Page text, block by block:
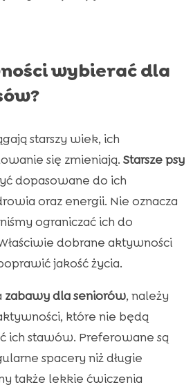
wybierać dla
starszy wiek, ich
się zmieniają. Starsze psy
dopasowane do ich
oraz energii. Nie oznacza
ograniczać ich do
dobrane aktywności
jakość życia.
zabawy dla seniorów, należy
które nie będą
ich stawów. Preferowane są
spacery niż długie
także lekkie ćwiczenia